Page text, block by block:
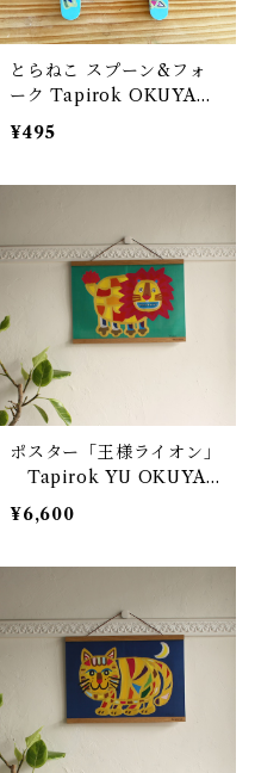
とらねこ スプーン&フォ
ーク Tapirok OKUYAM
A YU タピロク 奥山優 環
境にやさしいエコ素材 バ
¥495
ポスター「王様ライオン」
Tapirok YU OKUYA
MA
¥6,600